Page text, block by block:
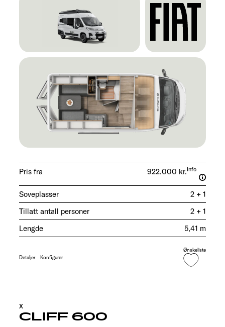
Pris fra 922.000 kr.Info
Soveplasser
2 + 1
Tillatt antall personer
2 + 1
Lengde
5,41 m
Detaljer Konfigurer
Ønskeliste
CLIFF 600
X